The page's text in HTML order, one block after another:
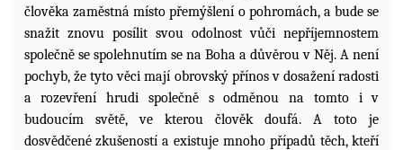
člověka zaměstná místo přemýšlení o pohromách, a bude se
snažit znovu posílit svou odolnost vůči nepříjemnostem
společně se spolehnutím se na Boha a důvěrou v Něj. A není
pochyb, že tyto věci mají obrovský přínos v dosažení radosti
a rozevření hrudi společně s odměnou na tomto i v
budoucím světě, ve kterou člověk doufá. A toto je
dosvědčené zkušeností a existuje mnoho případů těch, kteří